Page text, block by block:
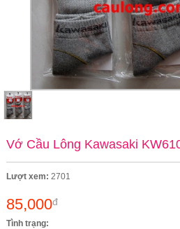
Vớ Cầu Lông Kawasaki
Lượt xem: 2701
85,000đ
Tình trạng: